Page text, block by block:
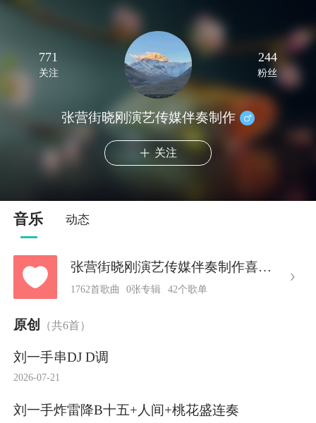
771
关注
244
粉丝
张营街晓刚演艺传媒伴奏制作
关注
音乐 动态
张营街晓刚演艺传媒伴奏制作喜欢的音乐
1762首歌曲 0张专辑 42个歌单
原创 （共6首）
刘一手串DJ D调
2026-07-21
刘一手炸雷降B十五+人间+桃花盛连奏